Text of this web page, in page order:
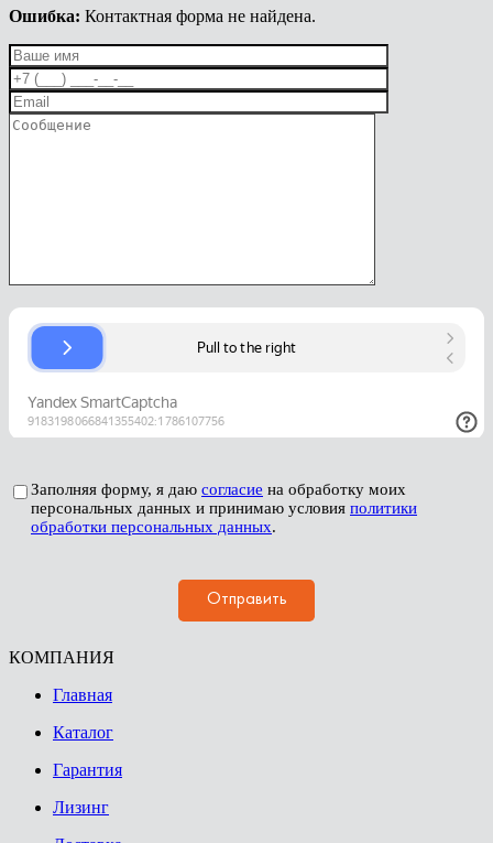
Ошибка: Контактная форма не найдена.
Заполняя форму, я даю согласие на обработку моих
персональных данных и принимаю условия политики
обработки персональных данных.
КОМПАНИЯ
Главная
Каталог
Гарантия
Лизинг